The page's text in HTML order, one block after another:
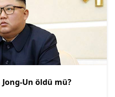
Un öldü mü?